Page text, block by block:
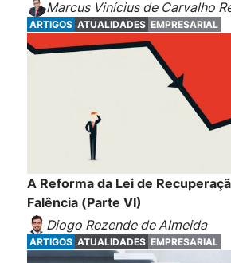
Marcus Vinícius de Carvalho
ARTIGOS ATUALIDADES EMPRESARIAL
A Reforma da Lei de
Falência (Parte VI)
Diogo Rezende de Almeida
ARTIGOS ATUALIDADES EMPRESARIAL